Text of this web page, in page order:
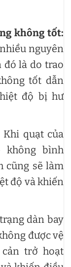
không tốt:
nguyên
đó là do trao
tốt dẫn
độ bị hư
Khi quạt của
không bình
cũng sẽ làm
độ và khiến
dàn bay
được vệ
trở hoạt